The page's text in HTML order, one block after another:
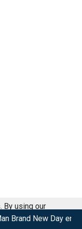
en cines Las
By using our
Got it